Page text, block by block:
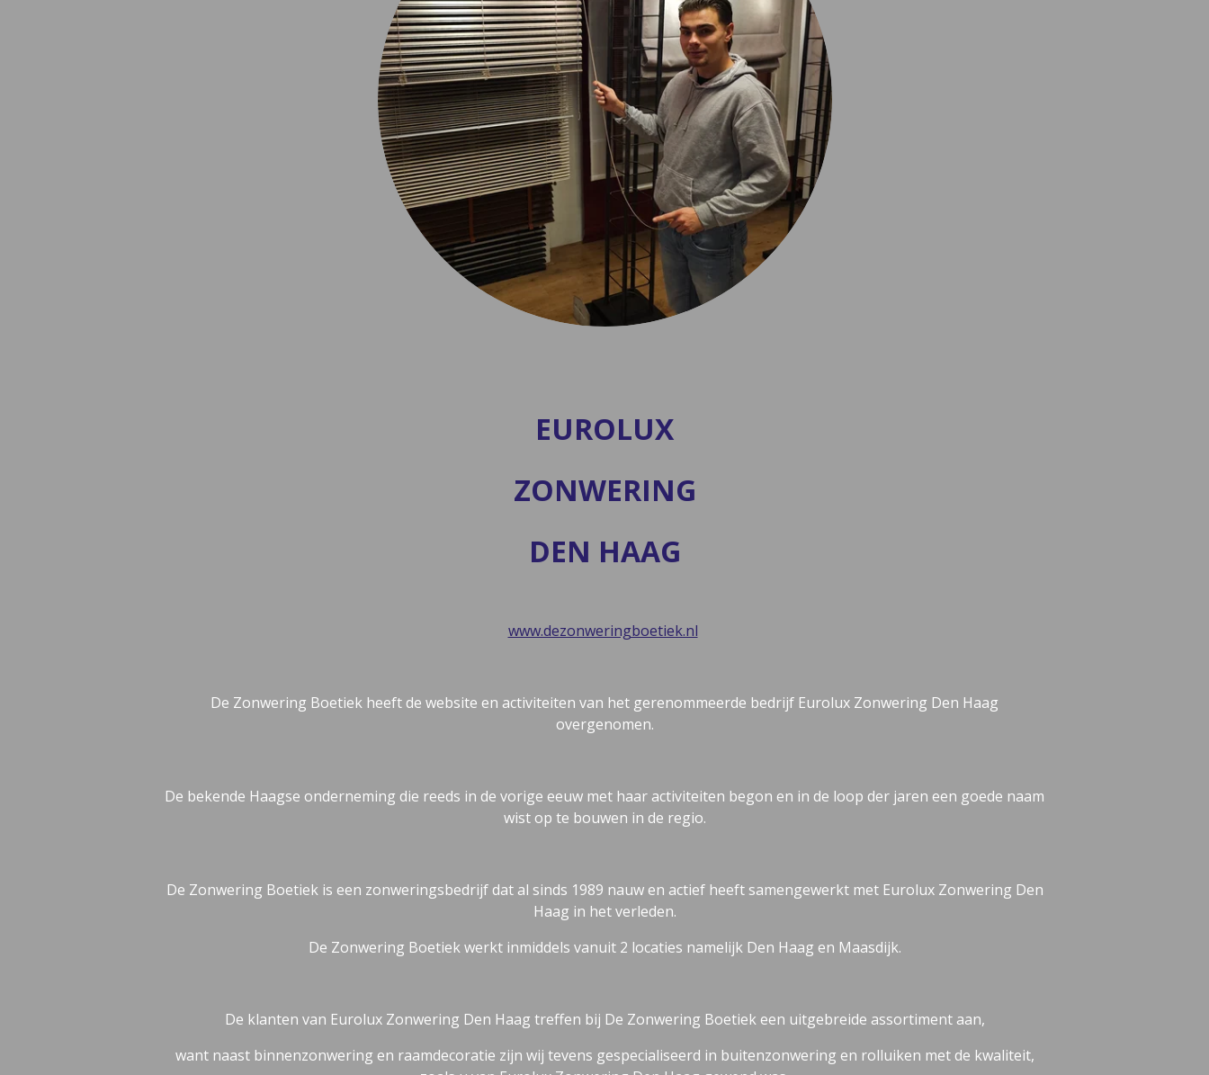
EUROLUX
ZONWERING
DEN HAAG
www.dezonweringboetiek.nl
De Zonwering Boetiek heeft de website en activiteiten van het gerenommeerde bedrijf Eurolux Zonwering Den Haag
overgenomen.
De bekende Haagse onderneming die reeds in de vorige eeuw met haar activiteiten begon en in de loop der jaren een goede naam
wist op te bouwen in de regio.
De Zonwering Boetiek is een zonweringsbedrijf dat al sinds 1989 nauw en actief heeft samengewerkt met Eurolux Zonwering Den
Haag in het verleden.
De Zonwering Boetiek werkt inmiddels vanuit 2 locaties namelijk Den Haag en Maasdijk.
De klanten van Eurolux Zonwering Den Haag treffen bij De Zonwering Boetiek een uitgebreide assortiment aan,
want naast binnenzonwering en raamdecoratie zijn wij tevens gespecialiseerd in buitenzonwering en rolluiken met de kwaliteit,